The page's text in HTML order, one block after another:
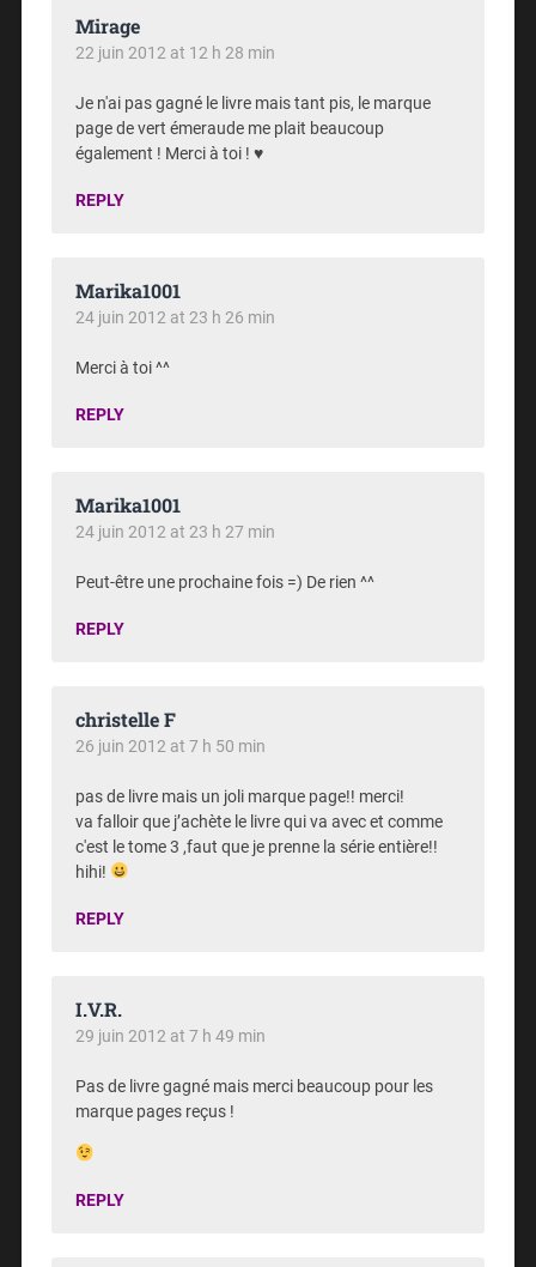
Mirage
22 juin 2012 at 12 h 28 min
Je n'ai pas gagné le livre mais tant pis, le marque
page de vert émeraude me plait beaucoup
également ! Merci à toi ! ♥
REPLY
Marika1001
24 juin 2012 at 23 h 26 min
Merci à toi ^^
REPLY
Marika1001
24 juin 2012 at 23 h 27 min
Peut-être une prochaine fois =) De rien ^^
REPLY
christelle F
26 juin 2012 at 7 h 50 min
pas de livre mais un joli marque page!! merci!
va falloir que j’achète le livre qui va avec et comme
c'est le tome 3 ,faut que je prenne la série entière!!
hihi!
REPLY
I.V.R.
29 juin 2012 at 7 h 49 min
Pas de livre gagné mais merci beaucoup pour les
marque pages reçus !
REPLY